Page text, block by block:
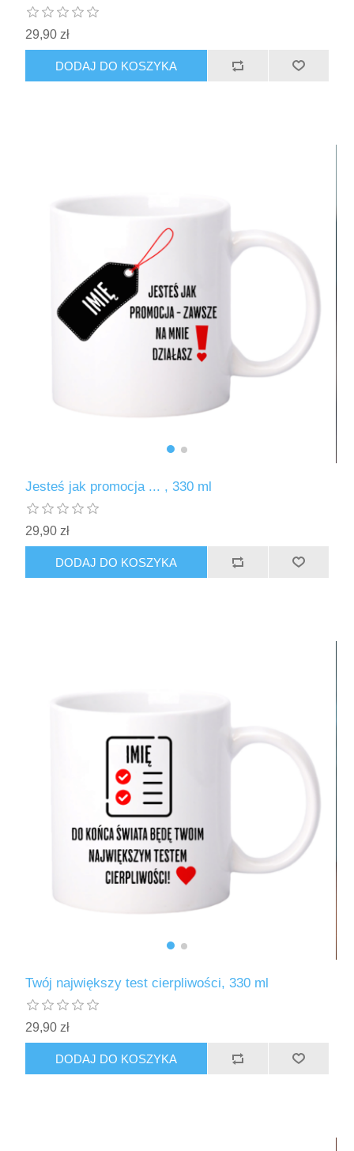
29,90 zł
DODAJ DO KOSZYKA
Jesteś jak promocja ... , 330 ml
29,90 zł
DODAJ DO KOSZYKA
Twój największy test cierpliwości, 330 ml
29,90 zł
DODAJ DO KOSZYKA